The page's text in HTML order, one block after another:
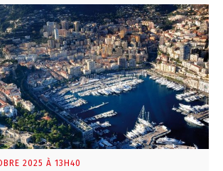
2025 À 13H40